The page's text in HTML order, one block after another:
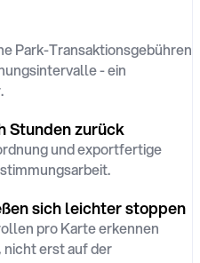
Park-Transaktionsgebühren
- ein
Stunden zurück
und exportfertige
sich leichter stoppen
pro Karte erkennen
erst auf der